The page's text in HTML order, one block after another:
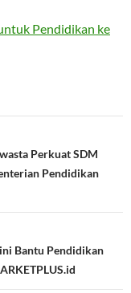
Pendidikan ke
Perkuat SDM
Pendidikan
Bantu Pendidikan